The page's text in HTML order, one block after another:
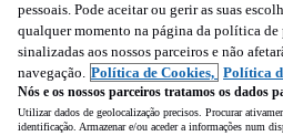
pessoais. Pode aceitar ou gerir as suas
qualquer momento na página da política de
sinalizadas aos nossos parceiros e não
navegação. Política de Cookies, Política
Nós e os nossos parceiros tratamos os dados
Utilizar dados de geolocalização precisos. Procurar
identificação. Armazenar e/ou aceder a informações num